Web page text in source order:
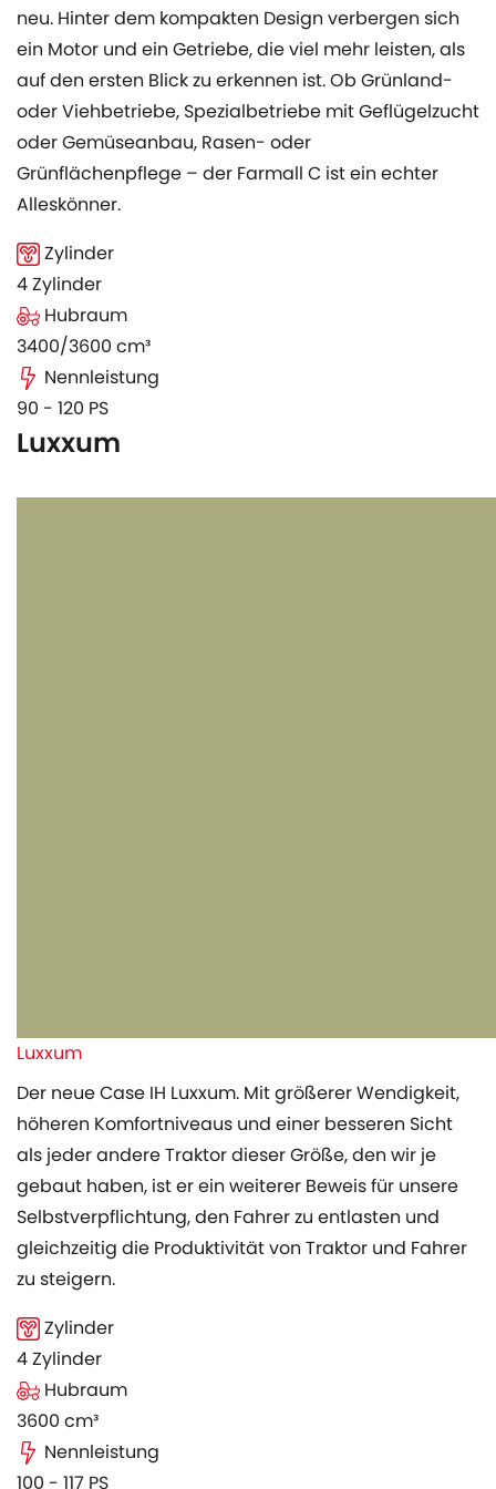
neu. Hinter dem kompakten Design verbergen sich
ein Motor und ein Getriebe, die viel mehr leisten, als
auf den ersten Blick zu erkennen ist. Ob Grünland-
oder Viehbetriebe, Spezialbetriebe mit Geflügelzucht
oder Gemüseanbau, Rasen- oder
Grünflächenpflege – der Farmall C ist ein echter
Alleskönner.
Zylinder
4 Zylinder
Hubraum
3400/3600 cm³
Nennleistung
90 - 120 PS
Luxxum
Luxxum
Der neue Case IH Luxxum. Mit größerer Wendigkeit,
höheren Komfortniveaus und einer besseren Sicht
als jeder andere Traktor dieser Größe, den wir je
gebaut haben, ist er ein weiterer Beweis für unsere
Selbstverpflichtung, den Fahrer zu entlasten und
gleichzeitig die Produktivität von Traktor und Fahrer
zu steigern.
Zylinder
4 Zylinder
Hubraum
3600 cm³
Nennleistung
100 - 117 PS